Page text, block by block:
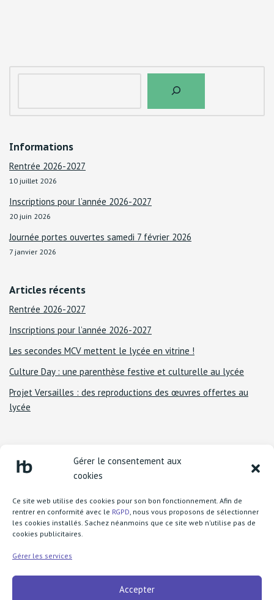
Gérer le consentement aux
cookies
Ce site web utilise des cookies pour son bon fonctionnement. Afin de
rentrer en conformité avec le RGPD, nous vous proposons de sélectionner
les cookies installés. Sachez néanmoins que ce site web n'utilise pas de
cookies publicitaires.
Gérer les services
Accepter
Informations
Rentrée 2026-2027
10 juillet 2026
Inscriptions pour l’année 2026-2027
20 juin 2026
Journée portes ouvertes samedi 7 février 2026
7 janvier 2026
Articles récents
Rentrée 2026-2027
Inscriptions pour l’année 2026-2027
Les secondes MCV mettent le lycée en vitrine !
Culture Day : une parenthèse festive et culturelle au lycée
Projet Versailles : des reproductions des œuvres offertes au
lycée
Lycée Henri Becquerel
1 boulevard Henri Rousselle